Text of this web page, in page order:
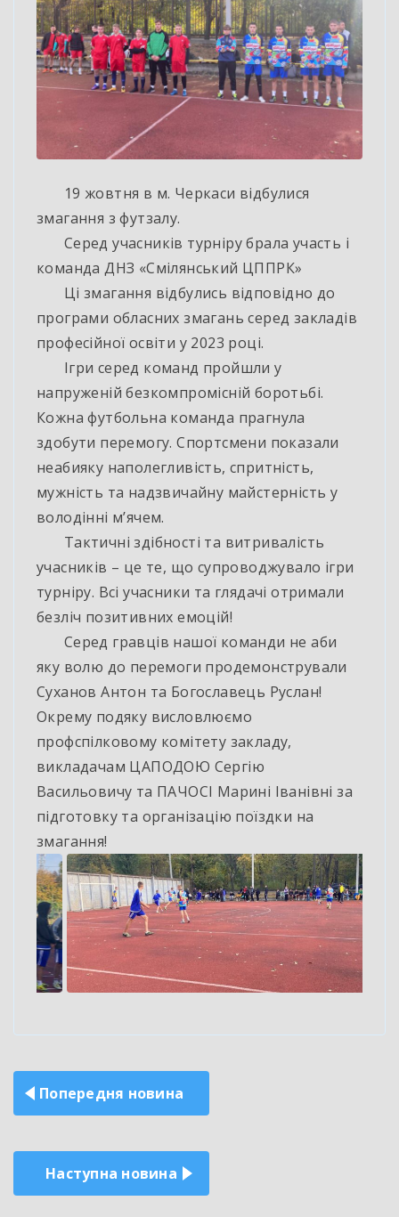
19 жовтня в м. Черкаси відбулися
змагання з футзалу.
Серед учасників турніру брала участь і
команда ДНЗ «Смілянський ЦППРК»
Ці змагання відбулись відповідно до
програми обласних змагань серед закладів
професійної освіти у 2023 році.
Ігри серед команд пройшли у
напруженій безкомпромісній боротьбі.
Кожна футбольна команда прагнула
здобути перемогу. Спортсмени показали
неабияку наполегливість, спритність,
мужність та надзвичайну майстерність у
володінні м’ячем.
Тактичні здібності та витривалість
учасників – це те, що супроводжувало ігри
турніру. Всі учасники та глядачі отримали
безліч позитивних емоцій!
Серед гравців нашої команди не аби
яку волю до перемоги продемонстрували
Суханов Антон та Богославець Руслан!
Окрему подяку висловлюємо
профспілковому комітету закладу,
викладачам ЦАПОДОЮ Сергію
Васильовичу та ПАЧОСІ Марині Іванівні за
підготовку та організацію поїздки на
змагання!
Навігація
записів
Попередня новина
Наступна новина